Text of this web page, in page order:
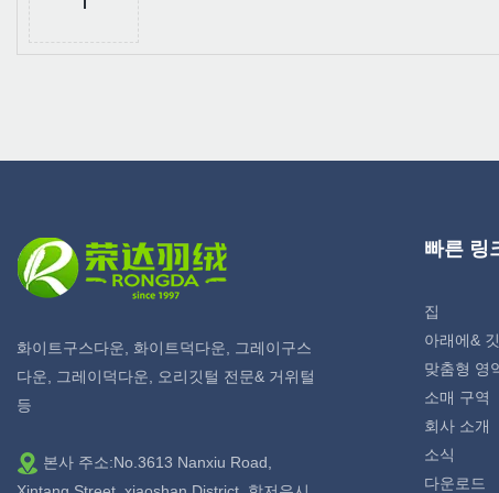
화이트구스다운, 화이트덕다운, 그레이구스
다운, 그레이덕다운, 오리깃털 전문& 거위털
등
본사 주소:No.3613 Nanxiu Road,
빠른 링
집
아래에&
맞춤형 영
소매 구역
회사 소개
소식
다운로드